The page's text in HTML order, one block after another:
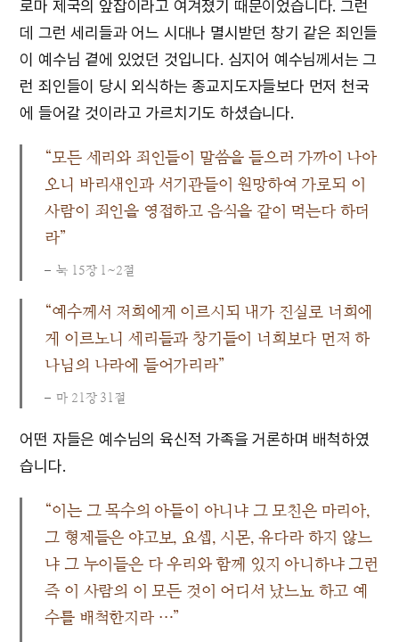
로마 제국의 앞잡이라고 여겨졌기 때문이었습니다. 그런
데 그런 세리들과 어느 시대나 멸시받던 창기 같은 죄인들
이 예수님 곁에 있었던 것입니다. 심지어 예수님께서는 그
런 죄인들이 당시 외식하는 종교지도자들보다 먼저 천국
에 들어갈 것이라고 가르치기도 하셨습니다.
“모든 세리와 죄인들이 말씀을 들으러 가까이 나아
오니 바리새인과 서기관들이 원망하여 가로되 이
사람이 죄인을 영접하고 음식을 같이 먹는다 하더
라”
눅 15장 1~2절
“예수께서 저희에게 이르시되 내가 진실로 너희에
게 이르노니 세리들과 창기들이 너희보다 먼저 하
나님의 나라에 들어가리라”
마 21장 31절
어떤 자들은 예수님의 육신적 가족을 거론하며 배척하였
습니다.
“이는 그 목수의 아들이 아니냐 그 모친은 마리아,
그 형제들은 야고보, 요셉, 시몬, 유다라 하지 않느
냐 그 누이들은 다 우리와 함께 있지 아니하냐 그런
즉 이 사람의 이 모든 것이 어디서 났느뇨 하고 예
수를 배척한지라 …”